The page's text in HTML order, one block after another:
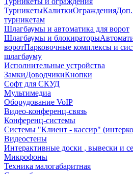
ТурникетыКалиткиОгражденияДоп.
турникетам
Шлагбаумы и автоматика для ворот
Шлагбаумы и блокираторы
воротПарковочные комплексы и
шлагбауму
Исполнительные устройства
ЗамкиДоводчикиКнопки
Софт для СКУД
Мультимедиа
Оборудование VoIP
Видео-конференц-связь
Конференц-системы
Системы "Клиент - кассир"
Видеостены
Интерактивные доски , вывески и
Микрофоны
Техника малогабаритная